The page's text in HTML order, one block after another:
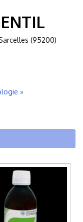
(95200)